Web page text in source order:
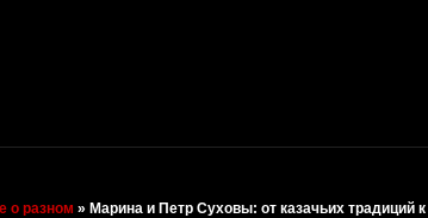
о разном »Марина и Петр Суховы: от казачьих традиций